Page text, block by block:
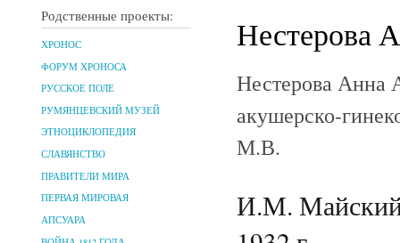
Родственные проекты:
ХРОНОС
ФОРУМ ХРОНОСА
РУССКОЕ ПОЛЕ
РУМЯНЦЕВСКИЙ МУЗЕЙ
ЭТНОЦИКЛОПЕДИЯ
СЛАВЯНСТВО
ПРАВИТЕЛИ МИРА
ПЕРВАЯ МИРОВАЯ
АПСУАРА
Нестерова
Нестерова Анна
акушерско-
М.В.
И.М. Майский